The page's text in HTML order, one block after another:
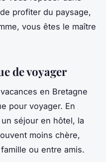
profiter du paysage,
vous êtes le maître
de voyager
en Bretagne
pour voyager. En
séjour en hôtel, la
moins chère,
ou entre amis.